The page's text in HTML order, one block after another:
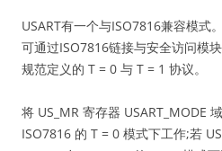
USART有一个与ISO7816兼容模式
可通过ISO7816链接与安全访问模
规范定义的 T = 0 与 T = 1 协议。
将 US_MR 寄存器 USART_MODE
ISO7816 的 T = 0 模式下工作;若